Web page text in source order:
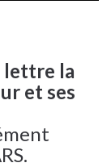
lettre la
et ses